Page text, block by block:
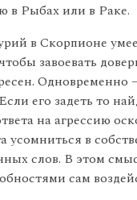
в Рыбах или в Раке.
в Скорпионе
завоевать
его задеть то
на агрессию
усомниться в
слов. В этом
сам